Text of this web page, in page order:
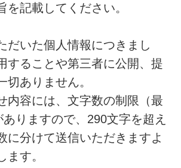
を記載してください。
だいた個人情報につきまし
することや第三者に公開、提
切ありません。
内容には、文字数の制限（最
りますので、290文字を超え
に分けて送信いただきますよ
ます。